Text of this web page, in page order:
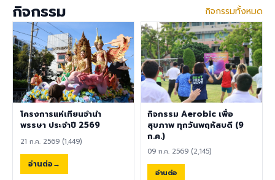
เดือน 30,000 – 40,000
บาท เงินช่วยเหลือค่าที่พัก
6,500 บาท/เดือน สวัสดิการ
การต่ออายุ Visa และ Work
Permit ประกันสุขภาพเอกชน
คุณสมบัติประจำตำแหน่ง สำเร็จ
การศึกษาระดับปริญญาตรี ใน
สาขาวิชาคณิตศาสตร์ ภาษา
อังกฤษ วิทยาศาสตร์
สังคมศึกษา สุขศึกษา/
พลศึกษา ศิลปะ หรือสาขาอื่นที่
เป็นภาษาแม่ (Native English
Speaker) หรือหากไม่ใช่เจ้าของ
กิจกรรม กิจกรรมทั้งหมด
โครงการแห่เทียนจำนำ
พรรษา ประจำปี 2569
21 ก.ค. 2569 (1,449)
อ่านต่อ
กิจกรรม Aerobic เพื่อ
สุขภาพ ทุกวันพฤหัสบดี (9
ก.ค.)
09 ก.ค. 2569 (2,145)
อ่านต่อ